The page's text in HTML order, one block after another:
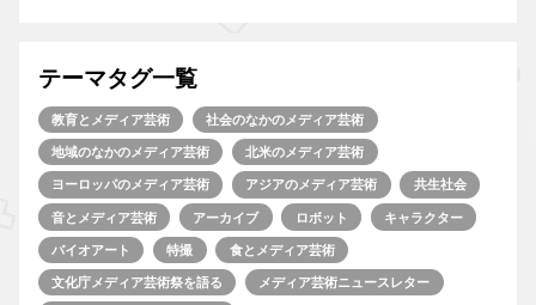
テーマタグ一覧
教育とメディア芸術 社会のなかのメディア芸術
地域のなかのメディア芸術 北米のメディア芸術
ヨーロッパのメディア芸術 アジアのメディア芸術 共生社会
音とメディア芸術 アーカイブ ロボット キャラクター
バイオアート 特撮 食とメディア芸術
文化庁メディア芸術祭を語る メディア芸術ニュースレター